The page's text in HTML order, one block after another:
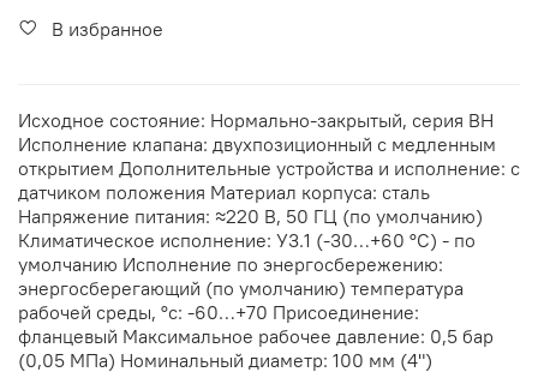
В избранное
Исходное состояние: Нормально-закрытый, серия ВН
Исполнение клапана: двухпозиционный с медленным
открытием Дополнительные устройства и исполнение: с
датчиком положения Материал корпуса: сталь
Напряжение питания: ≈220 В, 50 ГЦ (по умолчанию)
Климатическое исполнение: У3.1 (-30…+60 °С) - по
умолчанию Исполнение по энергосбережению:
энергосберегающий (по умолчанию) температура
рабочей среды, °с: -60…+70 Присоединение:
фланцевый Максимальное рабочее давление: 0,5 бар
(0,05 МПа) Номинальный диаметр: 100 мм (4")